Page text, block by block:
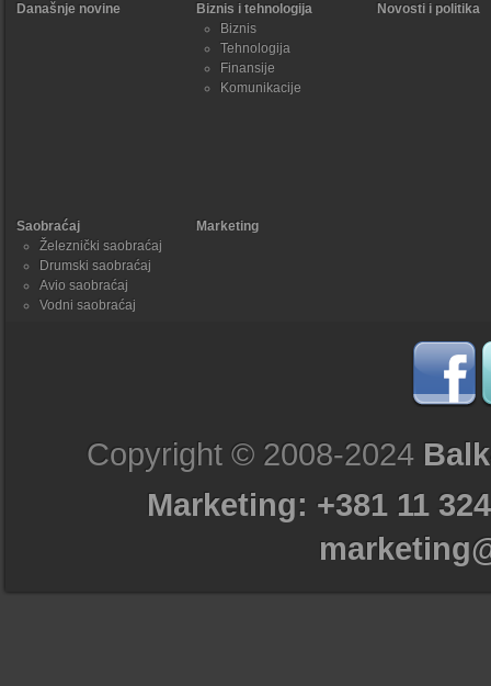
Današnje novine
Biznis i tehnologija
Biznis
Tehnologija
Finansije
Komunikacije
Novosti i politika
Saobraćaj
Železnički saobraćaj
Drumski saobraćaj
Avio saobraćaj
Vodni saobraćaj
Marketing
Copyright © 2008-2024
Marketing: +381 11